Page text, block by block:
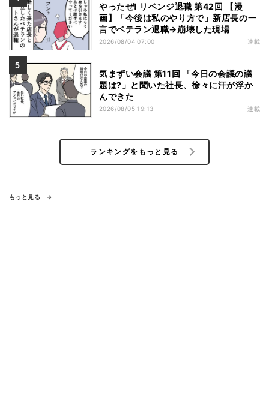
やったぜ! リベンジ退職 第42回 【漫
画】「今後は私のやり方で」新店長の一
言でベテラン退職→崩壊した現場
2026/08/04 07:00 連載
気まずい会議 第11回 「今日の会議の議
題は?」と聞いた社長、徐々に汗が浮か
んできた
2026/08/05 19:13 連載
ランキングをもっと見る
もっと見る